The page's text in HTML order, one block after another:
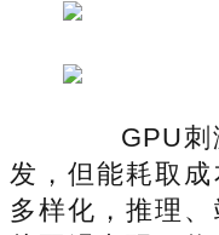
GPU刺
发，但能耗取
多样化，推理